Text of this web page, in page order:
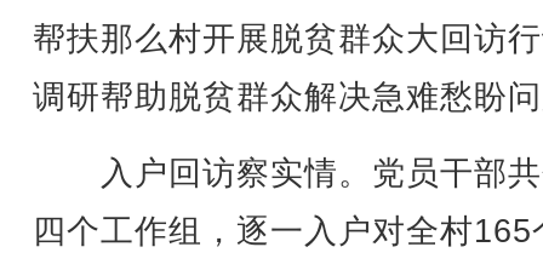
帮扶那么村开展脱贫群众大回访
调研帮助脱贫群众解决急难愁盼
入户回访察实情。党员干部
四个工作组，逐一入户对全村165